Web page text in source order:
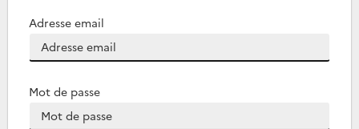
Adresse email
Mot de passe